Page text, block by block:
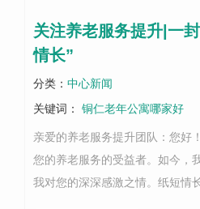
关注养老服务提升|一
情长”
分类： 中心新闻
关键词：
铜仁老年公寓哪家好
亲爱的养老服务提升团队：您好
您的养老服务的受益者。如今，
我对您的深深感激之情。纸短情